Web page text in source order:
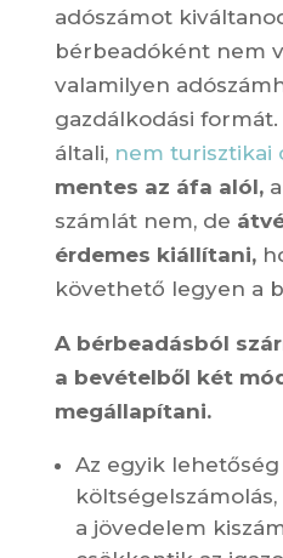
adószámot
bérbeadóként nem
valamilyen
gazdálkodási
általi, nem turisztikai
mentes az áfa alól,a
számlát nem, de
érdemes kiállítani,
követhető legyen a
A bérbeadásból
a bevételből két
megállapítani.
Az egyik
a jövedelem